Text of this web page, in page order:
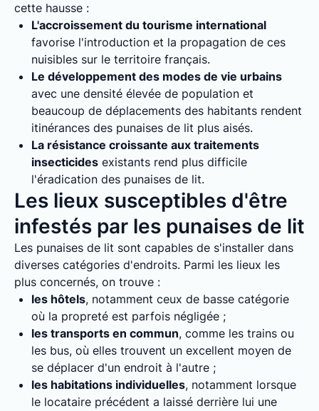
cette hausse :
L'accroissement du tourisme international
favorise l'introduction et la propagation de ces
nuisibles sur le territoire français.
Le développement des modes de vie urbains
avec une densité élevée de population et
beaucoup de déplacements des habitants rendent
itinérances des punaises de lit plus aisés.
La résistance croissante aux traitements
insecticides existants rend plus difficile
l'éradication des punaises de lit.
Les lieux susceptibles d'être
infestés par les punaises de lit
Les punaises de lit sont capables de s'installer dans
diverses catégories d'endroits. Parmi les lieux les
plus concernés, on trouve :
les hôtels, notamment ceux de basse catégorie
où la propreté est parfois négligée ;
les transports en commun, comme les trains ou
les bus, où elles trouvent un excellent moyen de
se déplacer d'un endroit à l'autre ;
les habitations individuelles, notamment lorsque
le locataire précédent a laissé derrière lui une